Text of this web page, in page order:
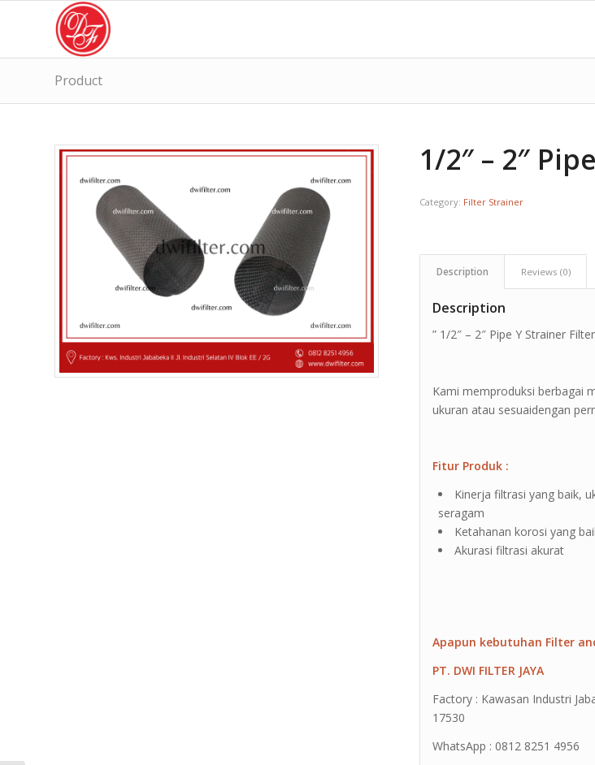
Product
1/2″ – 2″
Category: Filter Strainer
Description Reviews (0)
Description
” 1/2″ – 2″ Pipe Y Strainer
Kami memproduksi berbagai
ukuran atau sesuaidengan
Fitur Produk :
Kinerja filtrasi yang baik,
seragam
Ketahanan korosi yang
Akurasi filtrasi akurat
Apapun kebutuhan Filter
PT. DWI FILTER JAYA
Factory : Kawasan Industri
17530
WhatsApp : 0812 8251 4956